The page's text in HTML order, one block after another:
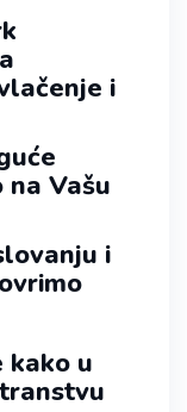
i
Vašu
i
kako u